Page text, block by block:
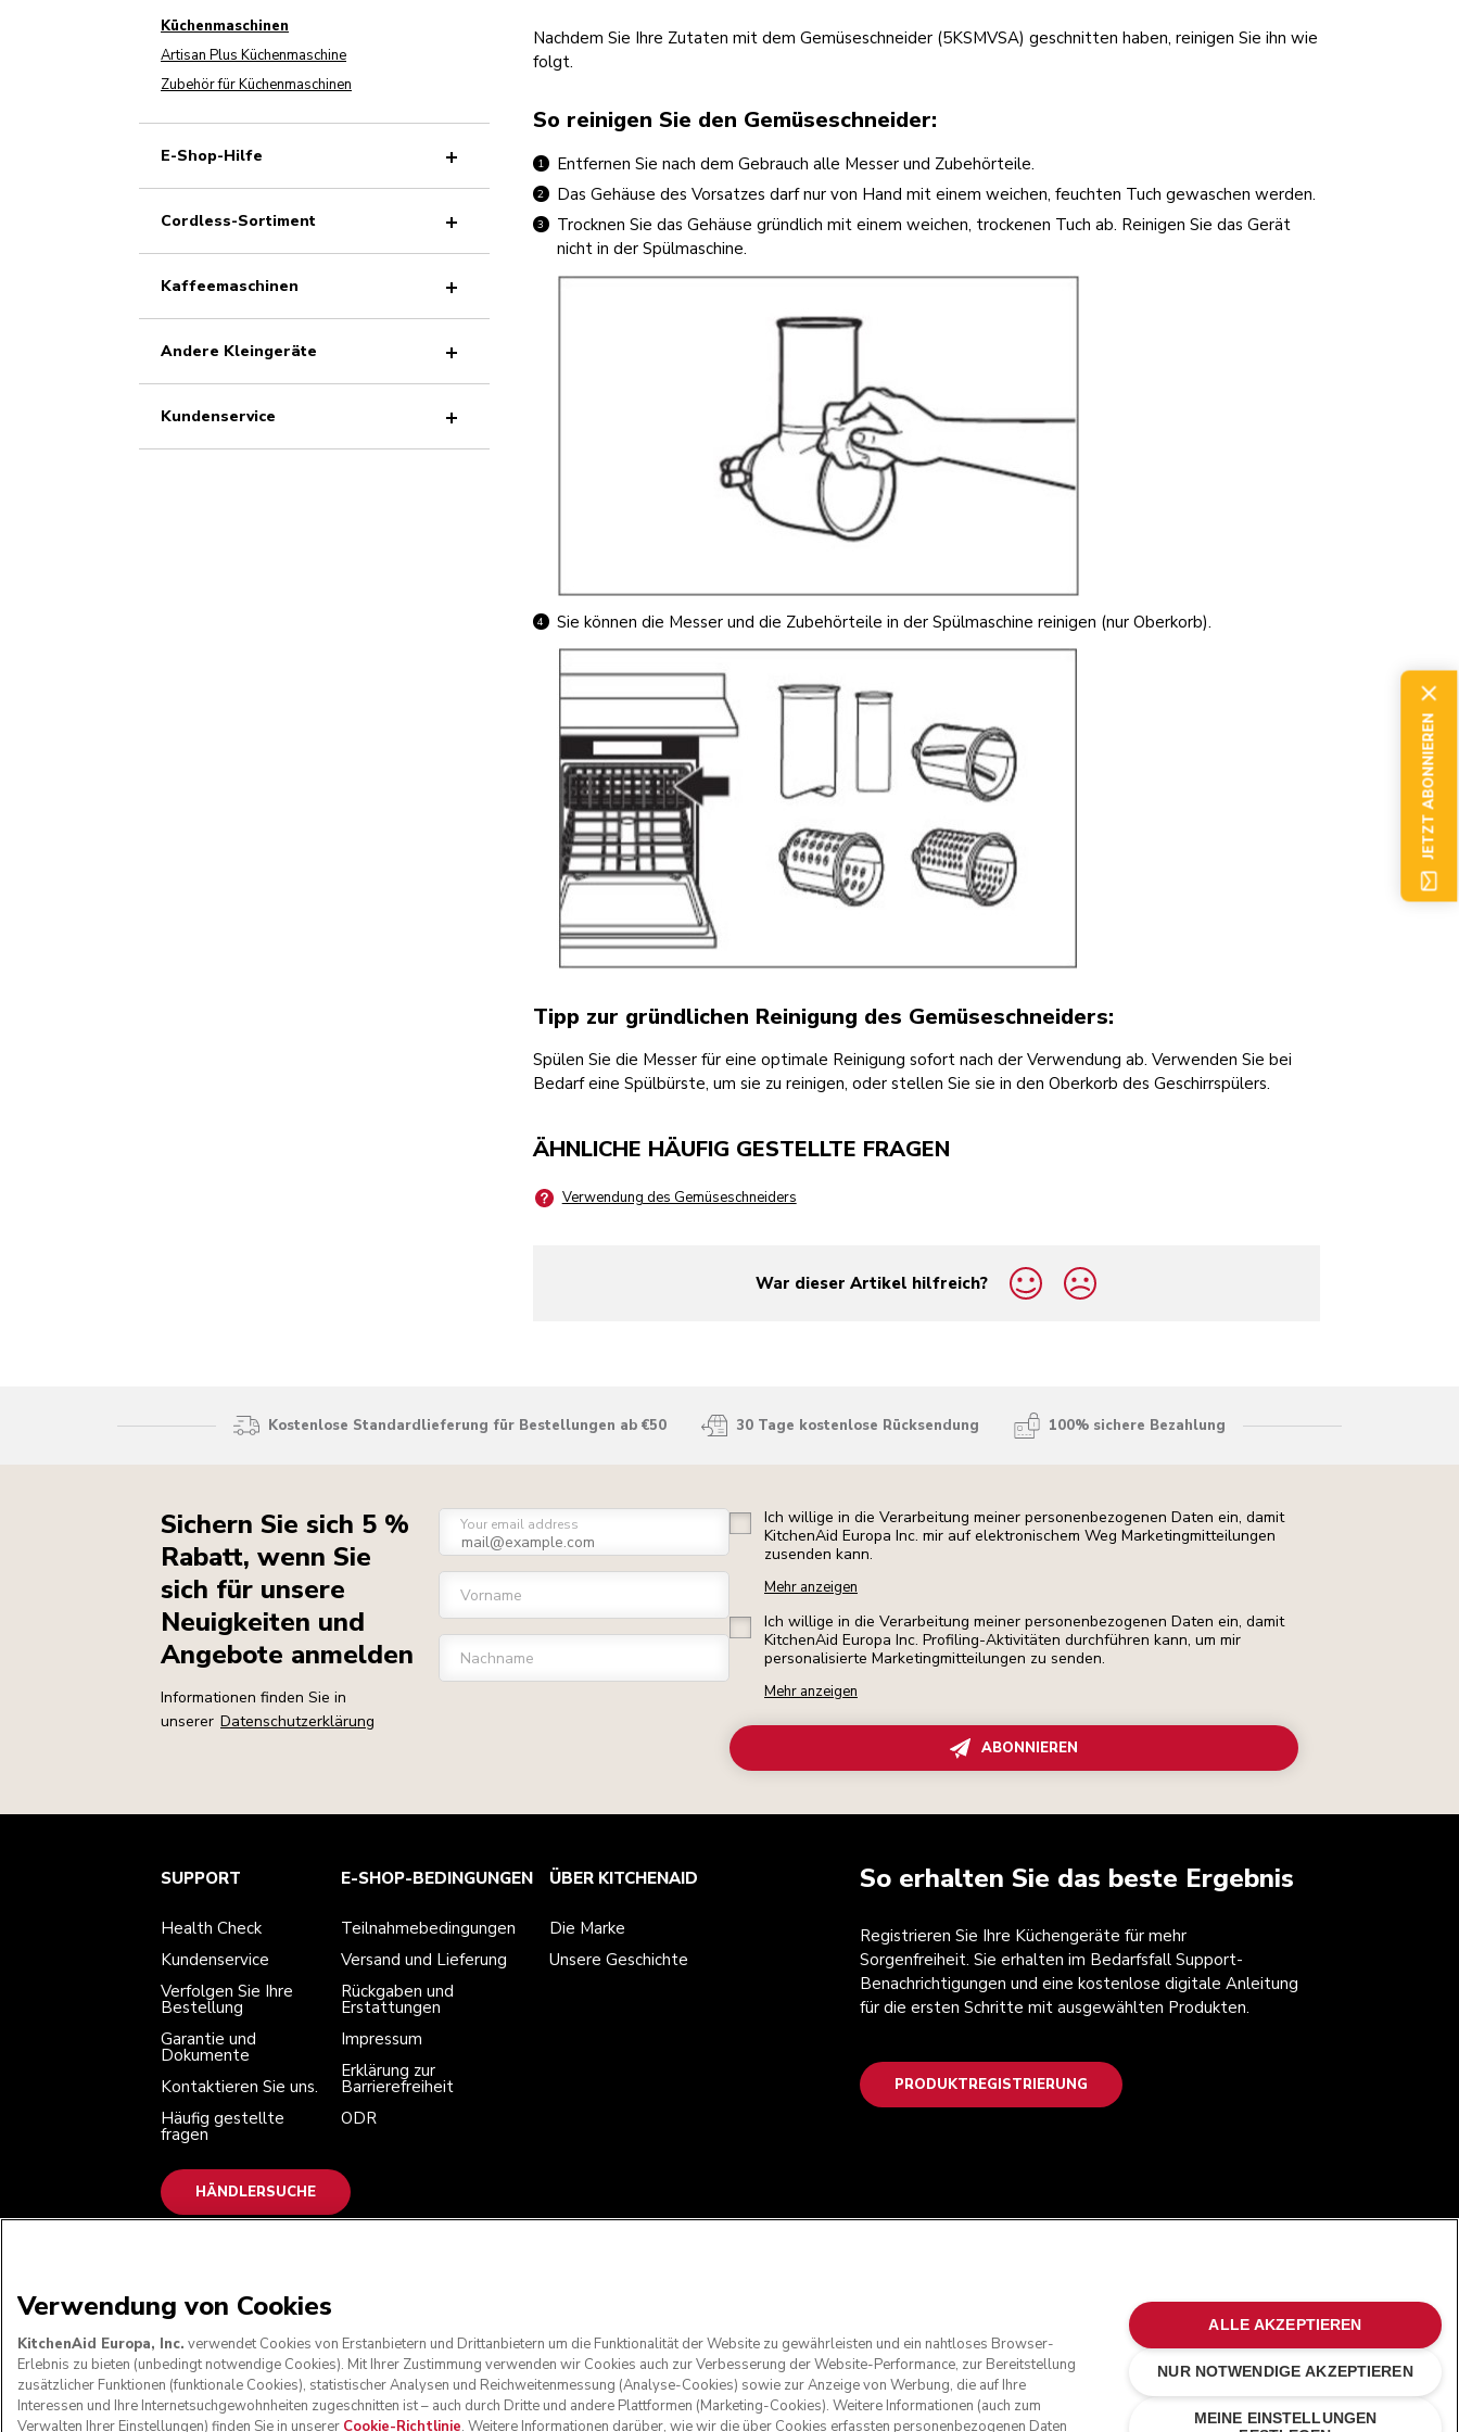
Nachdem Sie Ihre Zutaten mit dem Gemüseschneider (5KSMVSA) geschnitten haben, reinigen Sie ihn wie
folgt.
So reinigen Sie den Gemüseschneider:
Entfernen Sie nach dem Gebrauch alle Messer und Zubehörteile.
Das Gehäuse des Vorsatzes darf nur von Hand mit einem weichen, feuchten Tuch gewaschen werden.
Trocknen Sie das Gehäuse gründlich mit einem weichen, trockenen Tuch ab. Reinigen Sie das Gerät
nicht in der Spülmaschine.
Sie können die Messer und die Zubehörteile in der Spülmaschine reinigen (nur Oberkorb).
Tipp zur gründlichen Reinigung des Gemüseschneiders:
Spülen Sie die Messer für eine optimale Reinigung sofort nach der Verwendung ab. Verwenden Sie bei
Bedarf eine Spülbürste, um sie zu reinigen, oder stellen Sie sie in den Oberkorb des Geschirrspülers.
ÄHNLICHE HÄUFIG GESTELLTE FRAGEN
Verwendung des Gemüseschneiders
War dieser Artikel hilfreich?
yes
no
Küchenmaschinen
Artisan Plus Küchenmaschine
Zubehör für Küchenmaschinen
E-Shop-Hilfe
Cordless-Sortiment
Kaffeemaschinen
Andere Kleingeräte
Kundenservice
Kostenlose Standardlieferung für Bestellungen ab €50 30 Tage kostenlose Rücksendung 100% sichere Bezahlung
Sichern Sie sich 5 %
Rabatt, wenn Sie
sich für unsere
Neuigkeiten und
Angebote anmelden
Informationen finden Sie in
unserer Datenschutzerklärung
Your email address
Vorname
Nachname
Ich willige in die Verarbeitung meiner personenbezogenen Daten ein, damit
KitchenAid Europa Inc. mir auf elektronischem Weg Marketingmitteilungen
zusenden kann.
Mehr anzeigen
Ich willige in die Verarbeitung meiner personenbezogenen Daten ein, damit
KitchenAid Europa Inc. Profiling-Aktivitäten durchführen kann, um mir
personalisierte Marketingmitteilungen zu senden.
Mehr anzeigen
ABONNIEREN
So erhalten Sie das beste Ergebnis
Registrieren Sie Ihre Küchengeräte für mehr
Sorgenfreiheit. Sie erhalten im Bedarfsfall Support-
Benachrichtigungen und eine kostenlose digitale Anleitung
für die ersten Schritte mit ausgewählten Produkten.
PRODUKTREGISTRIERUNG
Health Check
Kundenservice
Kontaktieren Sie uns.
Teilnahmebedingungen
Versand und Lieferung
Erklärung zur Barrierefreiheit
Die Marke
Unsere Geschichte
Händlersuche
SUPPORT
Health Check
Kundenservice
Verfolgen Sie Ihre
Bestellung
Garantie und
Dokumente
Kontaktieren Sie uns.
Häufig gestellte
fragen
E-SHOP-BEDINGUNGEN
Teilnahmebedingungen
Versand und Lieferung
Rückgaben und
Erstattungen
Impressum
Erklärung zur
Barrierefreiheit
ODR
ÜBER KITCHENAID
Die Marke
Unsere Geschichte
HÄNDLERSUCHE
JETZT ABONNIEREN
Verwendung von Cookies
KitchenAid Europa, Inc. verwendet Cookies von Erstanbietern und Drittanbietern um die Funktionalität der Website zu gewährleisten und ein nahtloses Browser-
Erlebnis zu bieten (unbedingt notwendige Cookies). Mit Ihrer Zustimmung verwenden wir Cookies auch zur Verbesserung der Website-Performance, zur Bereitstellung
zusätzlicher Funktionen (funktionale Cookies), statistischer Analysen und Reichweitenmessung (Analyse-Cookies) sowie zur Anzeige von Werbung, die auf Ihre
Interessen und Ihre Internetsuchgewohnheiten zugeschnitten ist – auch durch Dritte und andere Plattformen (Marketing-Cookies). Weitere Informationen (auch zum
Verwalten Ihrer Einstellungen) finden Sie in unserer Cookie-Richtlinie. Weitere Informationen darüber, wie wir die über Cookies erfassten personenbezogenen Daten
MEINE EINSTELLUNGEN
NUR NOTWENDIGE AKZEPTIEREN
ALLE AKZEPTIEREN